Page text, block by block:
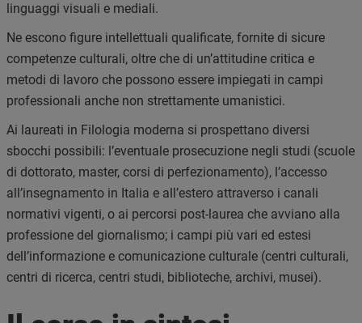
linguaggi visuali e mediali.
Ne escono figure intellettuali qualificate, fornite di sicure
competenze culturali, oltre che di un’attitudine critica e
metodi di lavoro che possono essere impiegati in campi
professionali anche non strettamente umanistici.
Ai laureati in Filologia moderna si prospettano diversi
sbocchi possibili: l’eventuale prosecuzione negli studi (scuole
di dottorato, master, corsi di perfezionamento), l’accesso
all’insegnamento in Italia e all’estero attraverso i canali
normativi vigenti, o ai percorsi post-laurea che avviano alla
professione del giornalismo; i campi più vari ed estesi
dell’informazione e comunicazione culturale (centri culturali,
centri di ricerca, centri studi, biblioteche, archivi, musei).